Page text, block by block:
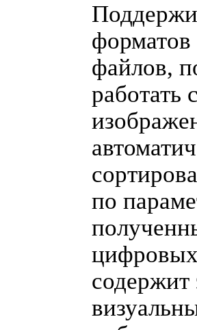
форматов
файлов,
работать
по